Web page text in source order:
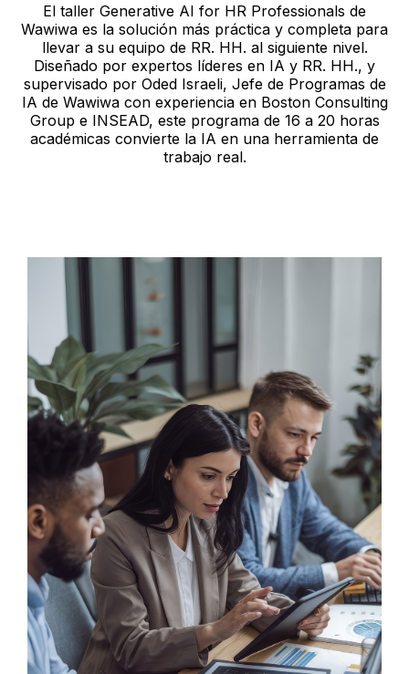
El taller Generative AI for HR Professionals de
Wawiwa es la solución más práctica y completa para
llevar a su equipo de RR. HH. al siguiente nivel.
Diseñado por expertos líderes en IA y RR. HH., y
supervisado por Oded Israeli, Jefe de Programas de
IA de Wawiwa con experiencia en Boston Consulting
Group e INSEAD, este programa de 16 a 20 horas
académicas convierte la IA en una herramienta de
trabajo real.